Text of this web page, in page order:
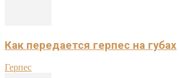
Как передается герпес на губах
Герпес